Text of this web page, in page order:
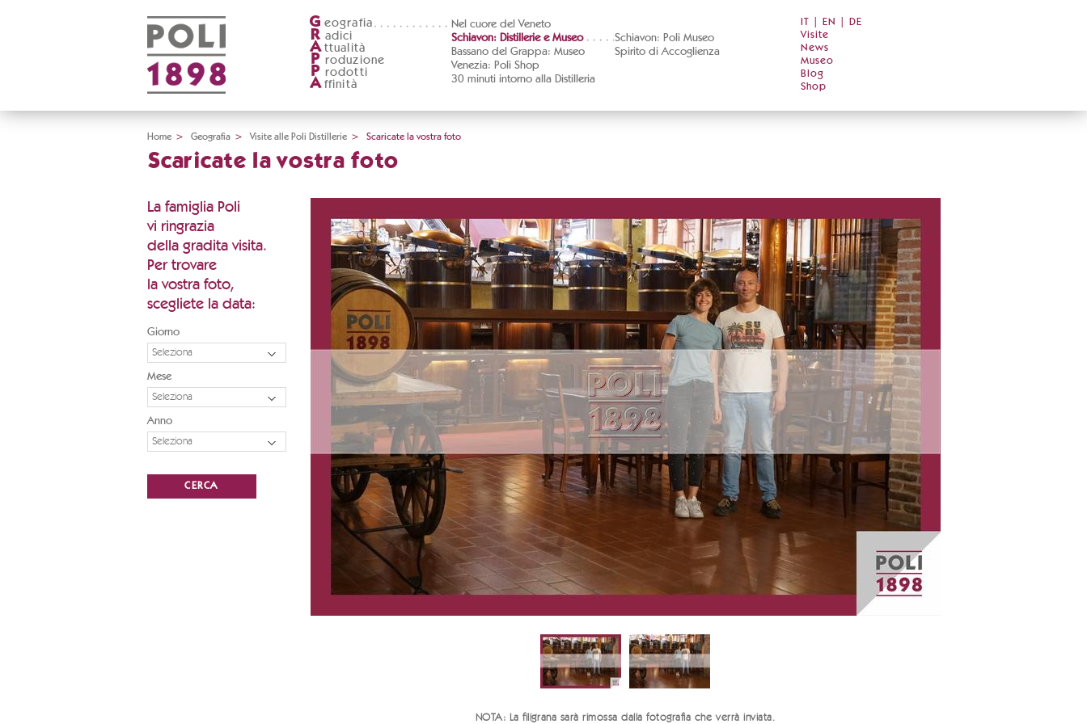
G eografia
Nel cuore del Veneto
Schiavon: Distillerie e Museo
Schiavon: Poli Museo
Spirito di Accoglienza
Bassano del Grappa: Museo
Venezia: Poli Shop
30 minuti intorno alla Distilleria
R adici
A ttualità
P roduzione
P rodotti
A ffinità
IT EN
DE
Visite
News
Museo
Blog
Shop
Home > Geografia > Visite alle Poli Distillerie > Scaricate la vostra foto
Scaricate la vostra foto
La famiglia Poli
vi ringrazia
della gradita visita.
Per trovare
la vostra foto,
scegliete la data:
Giorno
Seleziona
Mese
Seleziona
Anno
Seleziona
CERCA
NOTA: La filigrana sarà rimossa dalla fotografia che verrà inviata.